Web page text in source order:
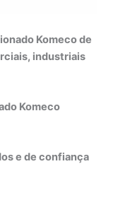
Komeco de
industriais
Komeco
e de confiança